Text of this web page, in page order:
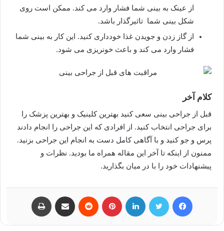
از عینک به بینی شما فشار وارد می کند. ممکن است روی
شکل بینی شما تاثیرگذار باشد.
از گاز زدن و جویدن غذا خودداری کنید. این کار به بینی شما
فشار وارد می کند و باعث خونریزی می شود.
کلام آخر
قبل از جراحی بینی سعی کنید بهترین کلینیک و بهترین پزشک را
برای جراحی انتخاب کنید. از افرادی که این جراحی را انجام دادند
پرس و جو کنید و با آگاهی کامل دست به انجام این جراحی بزنید.
ممنون از اینکه تا آخر این مقاله همراه ما بودید. نظرات و
پیشنهادات خود را با در میان بگذارید.